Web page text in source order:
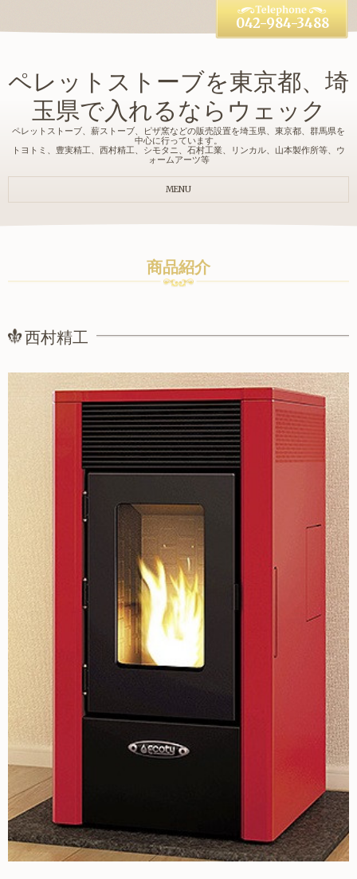
ペレットストーブを東京都、埼
玉県で入れるならウェック
ペレットストーブ、薪ストーブ、ピザ窯などの販売設置を埼玉県、東京都、群馬県を
中心に行っています。
トヨトミ、豊実精工、西村精工、シモタニ、石村工業、リンカル、山本製作所等、ウ
ォームアーツ等
042-984-3488
MENU
商品紹介
西村精工